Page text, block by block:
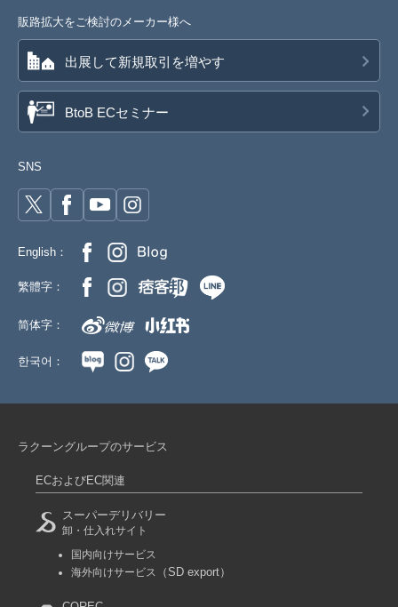
販路拡大をご検討のメーカー様へ
出展して新規取引を増やす
BtoB ECセミナー
SNS
English：
繁體字：
简体字：
한국어：
ラクーングループのサービス
ECおよびEC関連
スーパーデリバリー
卸・仕入れサイト
国内向けサービス
海外向けサービス
（SD export）